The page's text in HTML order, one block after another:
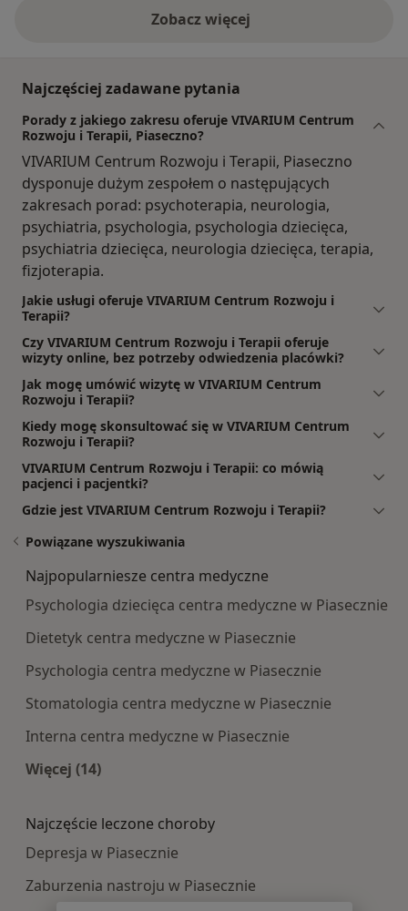
Zobacz więcej
Najczęściej zadawane pytania
Porady z jakiego zakresu oferuje VIVARIUM Centrum
Rozwoju i Terapii, Piaseczno?
VIVARIUM Centrum Rozwoju i Terapii, Piaseczno
dysponuje dużym zespołem o następujących
zakresach porad: psychoterapia, neurologia,
psychiatria, psychologia, psychologia dziecięca,
psychiatria dziecięca, neurologia dziecięca, terapia,
fizjoterapia.
Jakie usługi oferuje VIVARIUM Centrum Rozwoju i
Terapii?
Czy VIVARIUM Centrum Rozwoju i Terapii oferuje
wizyty online, bez potrzeby odwiedzenia placówki?
Jak mogę umówić wizytę w VIVARIUM Centrum
Rozwoju i Terapii?
Kiedy mogę skonsultować się w VIVARIUM Centrum
Rozwoju i Terapii?
VIVARIUM Centrum Rozwoju i Terapii: co mówią
pacjenci i pacjentki?
Gdzie jest VIVARIUM Centrum Rozwoju i Terapii?
Powiązane wyszukiwania
Najpopularniesze centra medyczne
Psychologia dziecięca centra medyczne w Piasecznie
Dietetyk centra medyczne w Piasecznie
Psychologia centra medyczne w Piasecznie
Stomatologia centra medyczne w Piasecznie
Interna centra medyczne w Piasecznie
Więcej (14)
Najczęście leczone choroby
Depresja w Piasecznie
Zaburzenia nastroju w Piasecznie